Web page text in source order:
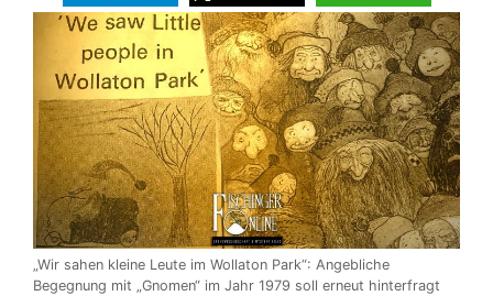
„Wir sahen kleine Leute im Wollaton Park“: Angebliche
Begegnung mit „Gnomen“ im Jahr 1979 soll erneut hinterfragt